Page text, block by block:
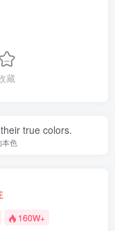
藏
true colors.
色
160W+